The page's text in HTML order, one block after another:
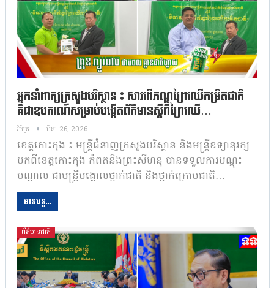
អ្នកនាំពាក្យក្រសួងបរិស្ថាន ៖ សារពើភណ្ឌព្រៃឈើកម្រិតជាតិ
គឺជាឧបករណ៍សម្រាប់បង្កើតព័ត៌មានស្តីពីព្រៃឈើ…
វិចិត្រ មីនា 26, 2026
ខេត្តកោះកុង ៖ មន្រ្តីជំនាញក្រសួងបរិស្ថាន និងមន្រ្តីឧទ្យានុរក្ស
មកពីខេត្តកោះកុង កំពតនិងព្រះសីហនុ បានទទួលការបណ្តុះ
បណ្តាល ជាមន្ត្រីបង្គោលថ្នាក់ជាតិ និងថ្នាក់ក្រោមជាតិ…
អានបន្ត...
ព័ត៌មានជាតិ